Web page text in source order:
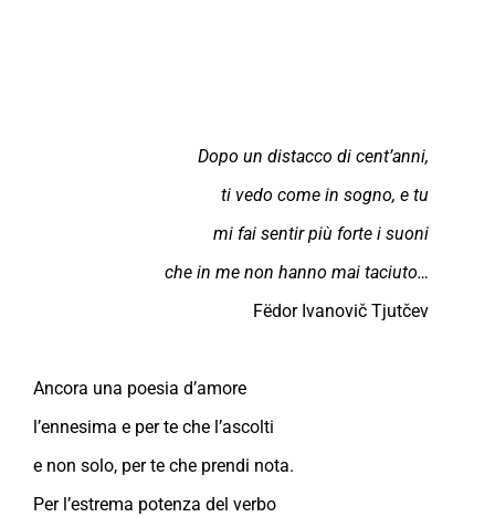
Dopo un distacco di cent’anni,
ti vedo come in sogno, e tu
mi fai sentir più forte i suoni
che in me non hanno mai taciuto…
Fëdor Ivanovič Tjutčev
Ancora una poesia d’amore
l’ennesima e per te che l’ascolti
e non solo, per te che prendi nota.
Per l’estrema potenza del verbo